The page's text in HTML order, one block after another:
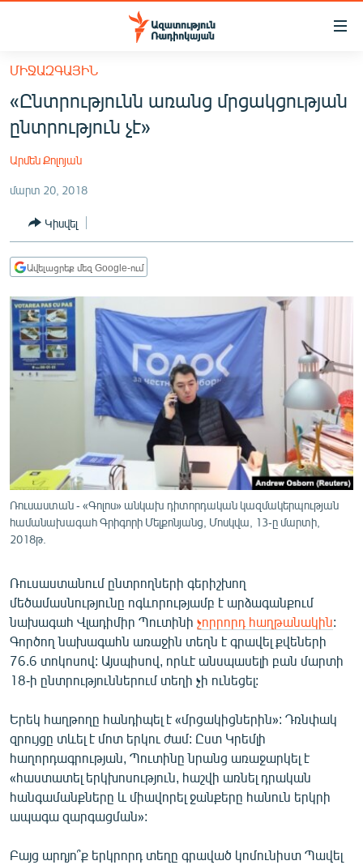
Մատչելիության
հիմնական
բովանդակությանը
Անցնել
հիմնական
մենյուին
ՀԱՅԱՍՏԱՆ
ՔԱՂԱՔԱԿԱՆ
ԸՆՏՐՈՒԹՅՈՒՆՆԵՐ 2026
ԻՐԱՎՈՒՆՔ
ՀԱՍԱՐԱԿՈՒԹՅՈՒՆ
ՏՆՏԵՍՈՒԹՅՈՒՆ
ՊԱՏԵՐԱԶՄԻ 6 ՇԱԲԱԹՆԵՐԸ
ՏԱՐԱԾԱՇՐՋԱՆ
ՄԻՋԱԶԳԱՅԻՆ
ՄԵԿՆԱԲԱՆՈՒԹՅՈՒՆ
ՏՏ ԵՒ ԻՆՏԵՐՆԵՏ
ԿՈՐՈՆԱՎԻՐՈՒՍ
ԱՐԽԻՎ
ՏԵՍԱՆՅՈՒԹԵՐ
ԲԱՆԱՎԵՃ
ՁԳՏԵԼՈՎ ԼԱՎԱԳՈՒՅՆԻՆ
ՓՈԴՔԱՍԹ
Հայերեն
English
Русский
ՀԵՏԵՎԵՔ ՄԵԶ
ՄԻՋԱԶԳԱՅԻՆ
«Ընտրությունն առանց մրցակցության
ընտրություն չէ»
Արմեն Քոլոյան
մարտ 20, 2018
Կիսվել
Ավելացրեք մեզ Google-ում
Ռուսաստան - «Գոլոս» անկախ դիտորդական կազմակերպության
համանախագահ Գրիգորի Մելքոնյանց, Մոսկվա, 13-ը մարտի,
2018թ.
Ռուսաստանում ընտրողների գերիշխող
մեծամասնությունը ոգևորությամբ է արձագանքում
նախագահ Վլադիմիր Պուտինի չորրորդ հաղթանակին:
Գործող նախագահն առաջին տեղն է գրավել քվեների
76.6 տոկոսով: Այսպիսով, որևէ անսպասելի բան մարտի
18-ի ընտրություններում տեղի չի ունեցել:
Երեկ հաղթողը հանդիպել է «մրցակիցներին»: Դռնփակ
զրույցը տևել է մոտ երկու ժամ: Ըստ Կրեմլի
հաղորդագրության, Պուտինը նրանց առաջարկել է
«հաստատել երկխոսություն, հաշվի առնել դրական
հանգամանքները և միավորել ջանքերը հանուն երկրի
ապագա զարգացման»:
Բայց արդյո՞ք երկրորդ տեղը գրաված կոմունիստ Պավել